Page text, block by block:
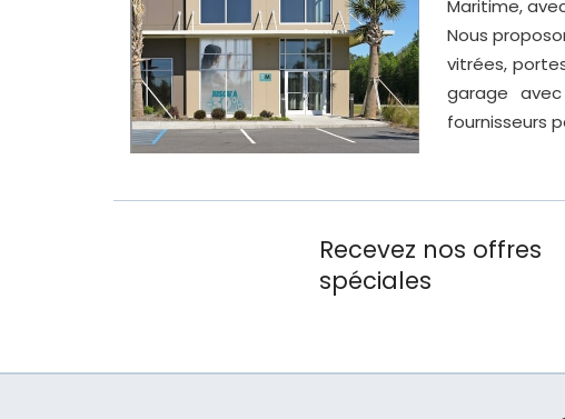
Maritime,
Nous
vitrées,
garage
fournisseurs
Recevez nos offres
spéciales